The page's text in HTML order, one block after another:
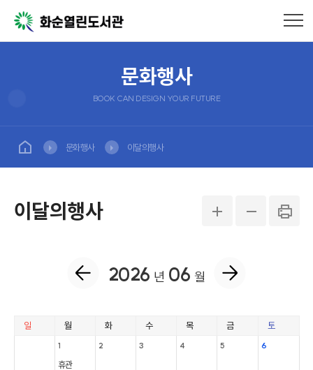
문화행사
BOOK CAN DESIGN YOUR FUTURE
문화행사 이달의행사
이달의행사
2026 년 06 월
일 월 화 수 목 금 토
1
휴관
2 3 4 5 6